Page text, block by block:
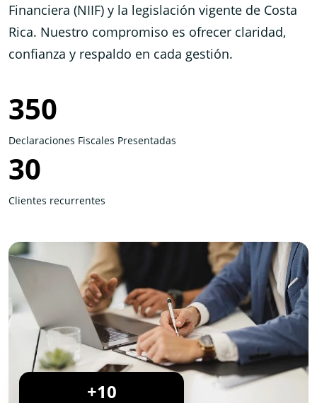
Financiera (NIIF) y la legislación vigente de Costa
Rica. Nuestro compromiso es ofrecer claridad,
confianza y respaldo en cada gestión.
350
Declaraciones Fiscales Presentadas
30
Clientes recurrentes
+10